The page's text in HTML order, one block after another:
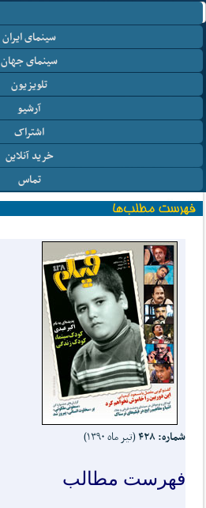
سینمای ایران
سینمای جهان
تلویزیون
آرشیو
اشتراک
خرید آنلاین
تماس
شماره: ۴۲۸ (تیر ماه ۱۳۹۰)
فهرست مطالب